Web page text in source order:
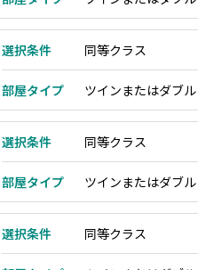
選択条件 同等クラス
部屋タイプ ツインまたはダブル
選択条件 同等クラス
部屋タイプ ツインまたはダブル
選択条件 同等クラス